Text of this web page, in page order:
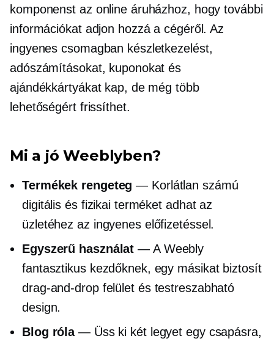
komponenst az online áruházhoz, hogy további
információkat adjon hozzá a cégéről. Az
ingyenes csomagban készletkezelést,
adószámításokat, kuponokat és
ajándékkártyákat kap, de még több
lehetőségért frissíthet.
Mi a jó Weeblyben?
Termékek rengeteg — Korlátlan számú
digitális és fizikai terméket adhat az
üzletéhez az ingyenes előfizetéssel.
Egyszerű használat — A Weebly
fantasztikus kezdőknek, egy másikat biztosít
drag-and-dropfelület és testreszabható
design.
Blog róla— Üss ki két legyet egy csapásra,